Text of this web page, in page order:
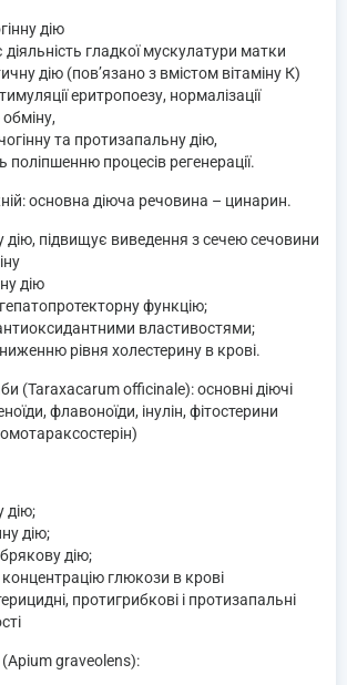
дію
гладкої мускулатури матки
дію (пов’язано з вмістом вітаміну К)
еритропоезу, нормалізації
обміну,
та протизапальну дію,
процесів регенерації.
основна діюча речовина – цинарин.
дію, підвищує виведення з сечею сечовини
дію
функцію;
властивостями;
рівня холестерину в крові.
(Taraxacarum officinale): основні діючі
флавоноїди, інулін, фітостерини
дію;
дію;
дію;
глюкози в крові
протигрибкові і протизапальні
graveolens):